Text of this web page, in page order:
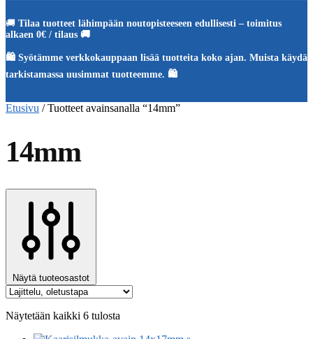
🚚 Tilaa tuotteet lähimpään noutopisteeseen edullisesti – toimitus
alkaen 0€ / tilaus 🚚
🛍️ Syötämme verkkokauppaan lisää tuotteita koko ajan. Muista käydä
tarkistamassa uusimmat tuotteemme. 🛍️
Etusivu /Tuotteet avainsanalla “14mm”
14mm
Näytä tuoteosastot
Näytetään kaikki 6 tulosta